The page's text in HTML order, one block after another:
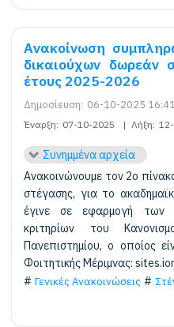
Ανακοίνωση
δικαιούχων δωρεάν
έτους 2025-2026
Δημοσίευση: 06-10-2025 16:41
Έναρξη: 07-10-2025 | Λήξη:
Συνημμένα αρχεία
Ανακοινώνουμε τον 2ο
στέγασης, για το
έγινε σε εφαρμογή των
κριτηρίων του
Πανεπιστημίου, ο οποίος
Φοιτητικής Μέριμνας:
Γενικές Ανακοινώσεις